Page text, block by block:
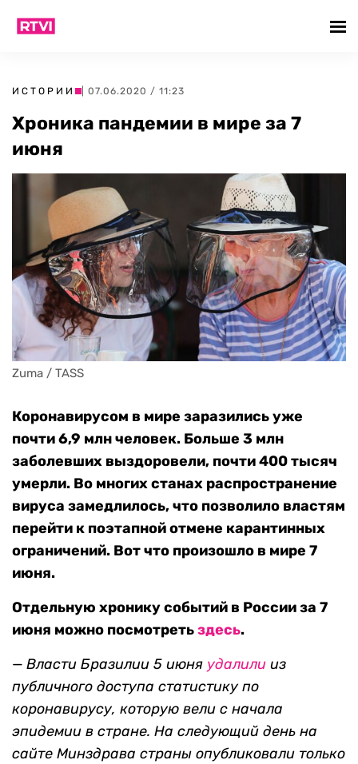
ИСТОРИИ | 07.06.2020 / 11:23
Хроника пандемии в мире за 7
июня
Zuma / TASS
Коронавирусом в мире заразились уже
почти 6,9 млн человек. Больше 3 млн
заболевших выздоровели, почти 400 тысяч
умерли. Во многих станах распространение
вируса замедлилось, что позволило властям
перейти к поэтапной отмене карантинных
ограничений. Вот что произошло в мире 7
июня.
Отдельную хронику событий в России за 7
июня можно посмотретьздесь.
— Власти Бразилии 5 июня удалили из
публичного доступа статистику по
коронавирусу, которую вели с начала
эпидемии в стране. На следующий день на
сайте Минздрава страны опубликовали только